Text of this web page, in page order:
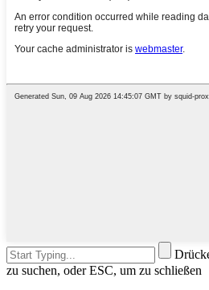
zu suchen, oder ESC, um zu schließen